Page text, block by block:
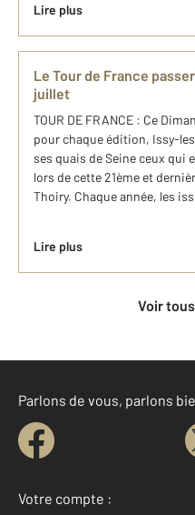
Lire plus
Le Tour de France
juillet
TOUR DE FRANCE : Ce
pour chaque édition, Issy-
ses quais de Seine ceux qui
lors de cette 21ème et
Thoiry. Chaque année, les
Lire plus
Voir
Parlons de vous, parlons
Votre compte :